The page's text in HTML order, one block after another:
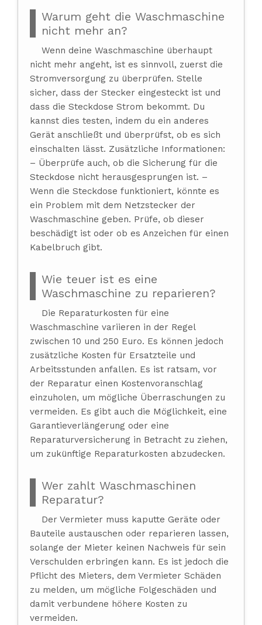
Warum geht die Waschmaschine
nicht mehr an?
Wenn deine Waschmaschine überhaupt
nicht mehr angeht, ist es sinnvoll, zuerst die
Stromversorgung zu überprüfen. Stelle
sicher, dass der Stecker eingesteckt ist und
dass die Steckdose Strom bekommt. Du
kannst dies testen, indem du ein anderes
Gerät anschließt und überprüfst, ob es sich
einschalten lässt. Zusätzliche Informationen:
– Überprüfe auch, ob die Sicherung für die
Steckdose nicht herausgesprungen ist. –
Wenn die Steckdose funktioniert, könnte es
ein Problem mit dem Netzstecker der
Waschmaschine geben. Prüfe, ob dieser
beschädigt ist oder ob es Anzeichen für einen
Kabelbruch gibt.
Wie teuer ist es eine
Waschmaschine zu reparieren?
Die Reparaturkosten für eine
Waschmaschine variieren in der Regel
zwischen 10 und 250 Euro. Es können jedoch
zusätzliche Kosten für Ersatzteile und
Arbeitsstunden anfallen. Es ist ratsam, vor
der Reparatur einen Kostenvoranschlag
einzuholen, um mögliche Überraschungen zu
vermeiden. Es gibt auch die Möglichkeit, eine
Garantieverlängerung oder eine
Reparaturversicherung in Betracht zu ziehen,
um zukünftige Reparaturkosten abzudecken.
Wer zahlt Waschmaschinen
Reparatur?
Der Vermieter muss kaputte Geräte oder
Bauteile austauschen oder reparieren lassen,
solange der Mieter keinen Nachweis für sein
Verschulden erbringen kann. Es ist jedoch die
Pflicht des Mieters, dem Vermieter Schäden
zu melden, um mögliche Folgeschäden und
damit verbundene höhere Kosten zu
vermeiden.